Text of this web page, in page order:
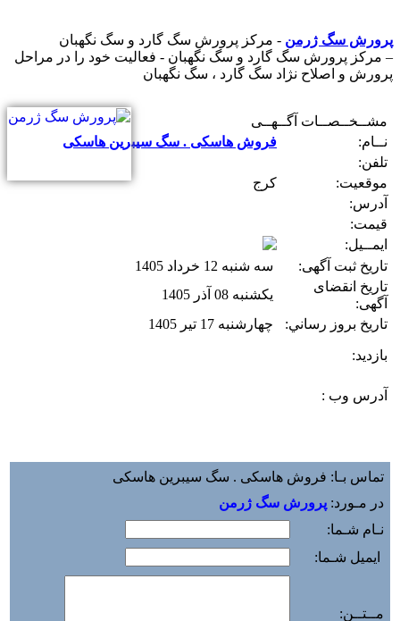
پرورش سگ ژرمن - مرکز پرورش سگ گارد و سگ نگهبان
– مرکز پرورش سگ گارد و سگ نگهبان - فعاليت خود را در مراحل
پرورش و اصلاح نژاد سگ گارد ، سگ نگهبان
مشــخــصــات آگــهــی
نــام:
فروش هاسکی . سگ سیبرین هاسکی
تلفن:
موقعیت:
کرج
آدرس:
قیمت:
ایمــیل:
تاریخ ثبت آگهی:
سه شنبه 12 خرداد 1405
تاریخ انقضای
آگهی:
یکشنبه 08 آذر 1405
تاريخ بروز رساني:
چهارشنبه 17 تیر 1405
بازديد:
آدرس وب :‌
تماس بـا: فروش هاسکی . سگ سیبرین هاسکی
در مـورد: پرورش سگ ژرمن
نـام شـما:
ایمیل شـما:
مــتــن: